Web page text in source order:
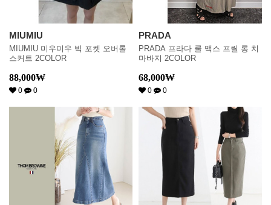
MIUMIU
MIUMIU 미우미우 빅 포켓 오버롤
스커트 2COLOR
88,000₩
0 0
PRADA
PRADA 프라다 쿨 맥스 프릴 롱 치
마바지 2COLOR
68,000₩
0 0